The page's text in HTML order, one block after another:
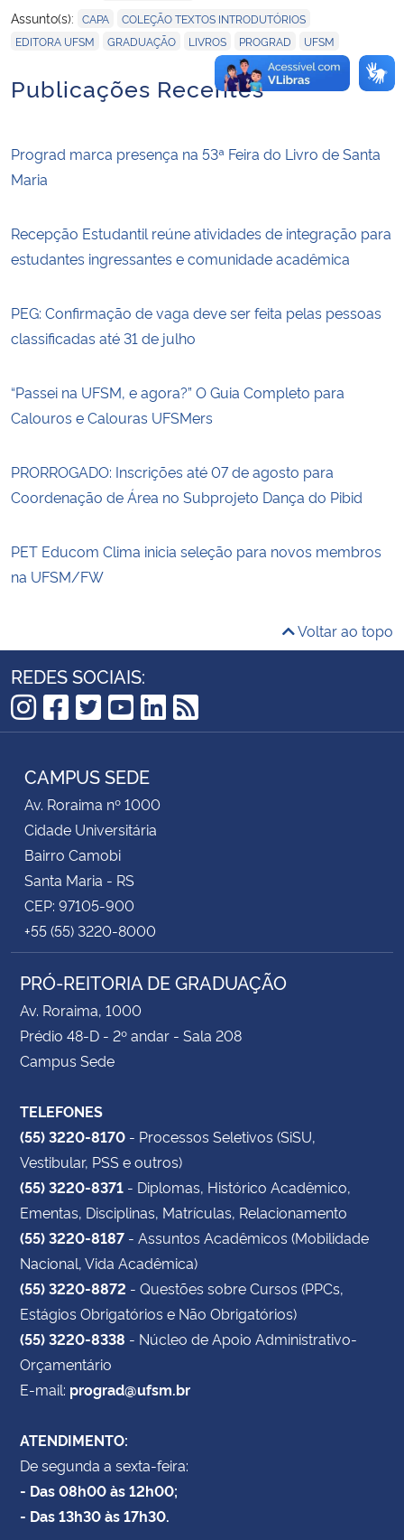
Assunto(s): CAPA COLEÇÃO TEXTOS INTRODUTÓRIOS
EDITORA UFSM GRADUAÇÃO LIVROS PROGRAD UFSM
Publicações Recentes
Prograd marca presença na 53ª Feira do Livro de Santa
Maria
Recepção Estudantil reúne atividades de integração para
estudantes ingressantes e comunidade acadêmica
PEG: Confirmação de vaga deve ser feita pelas pessoas
classificadas até 31 de julho
“Passei na UFSM, e agora?” O Guia Completo para
Calouros e Calouras UFSMers
PRORROGADO: Inscrições até 07 de agosto para
Coordenação de Área no Subprojeto Dança do Pibid
PET Educom Clima inicia seleção para novos membros
na UFSM/FW
Voltar ao topo
REDES SOCIAIS:
Instagram
Facebook
Twitter
YouTube
LinkedIn
RSS
CAMPUS SEDE
Av. Roraima nº 1000
Cidade Universitária
Bairro Camobi
Santa Maria - RS
CEP: 97105-900
+55 (55) 3220-8000
PRÓ-REITORIA DE GRADUAÇÃO
Av. Roraima, 1000
Prédio 48-D - 2º andar - Sala 208
Campus Sede
TELEFONES
(55) 3220-8170 - Processos Seletivos (SiSU,
Vestibular, PSS e outros)
(55) 3220-8371 - Diplomas, Histórico Acadêmico,
Ementas, Disciplinas, Matrículas, Relacionamento
(55) 3220-8187 - Assuntos Acadêmicos (Mobilidade
Nacional, Vida Acadêmica)
(55) 3220-8872 - Questões sobre Cursos (PPCs,
Estágios Obrigatórios e Não Obrigatórios)
(55) 3220-8338 - Núcleo de Apoio Administrativo-
Orçamentário
E-mail: prograd@ufsm.br
ATENDIMENTO:
De segunda a sexta-feira:
- Das 08h00 às 12h00;
- Das 13h30 às 17h30.